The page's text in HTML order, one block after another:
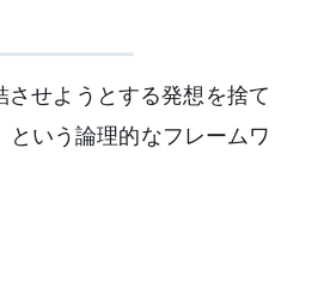
せようとする発想を捨て
いう論理的なフレームワ